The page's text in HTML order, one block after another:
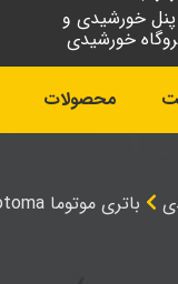
خورشیدی و
خورشیدی
محصولات
باتری موتوما Motoma